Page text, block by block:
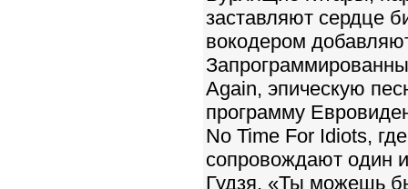
заставляют сердце
вокодером
Again, эпическую
программу
No Time For Idiots,
сопровождают один
Гудзя. «Ты можешь